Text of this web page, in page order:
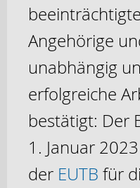
Angehörige
unabhängig
erfolgreiche
bestätigt: Der
1. Januar
der EUTB für